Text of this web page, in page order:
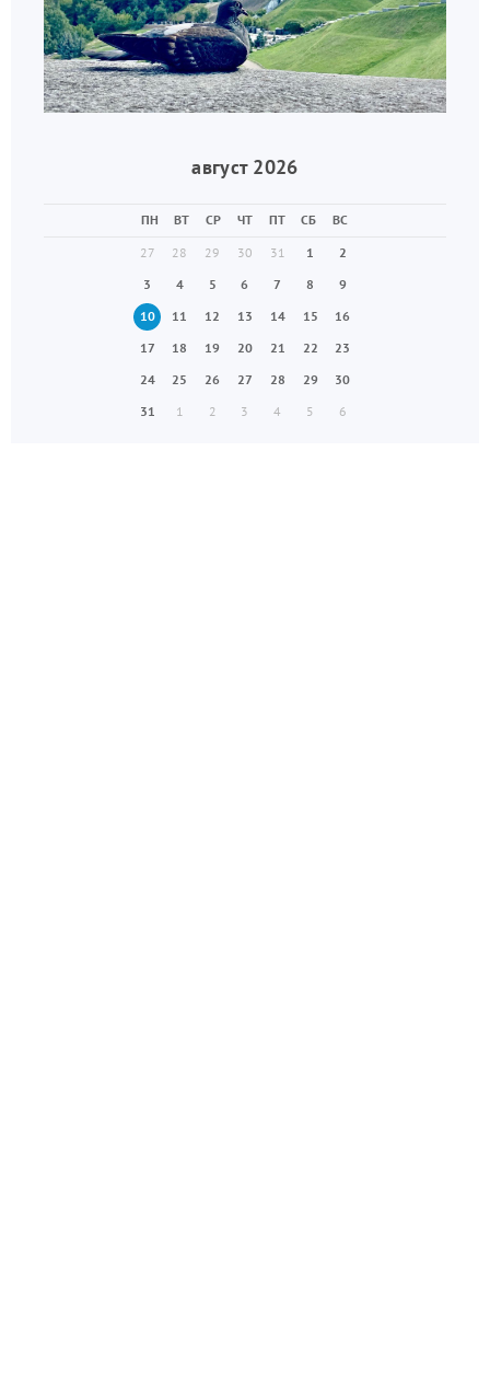
август 2026
ПН ВТ СР ЧТ ПТ СБ
ВС
27
28 29 30 31 1
2
3
4 5 6 7 8
9
10
11 12 13 14 15
16
17
18 19 20 21 22
23
24
25 26 27 28 29
30
31
1 2 3 4 5 6